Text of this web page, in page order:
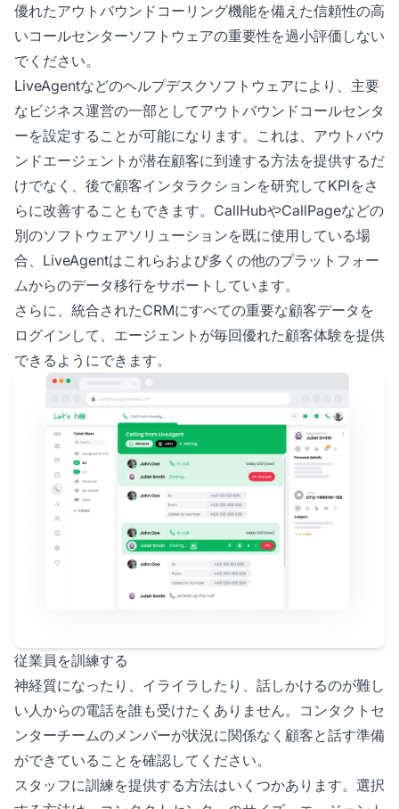
優れたアウトバウンドコーリング機能を備えた信頼性の高
いコールセンターソフトウェアの重要性を過小評価しない
でください。
LiveAgentなどのヘルプデスクソフトウェアにより、主要
なビジネス運営の一部としてアウトバウンドコールセンタ
ーを設定することが可能になります。これは、アウトバウ
ンドエージェントが潜在顧客に到達する方法を提供するだ
けでなく、後で顧客インタラクションを研究してKPIをさ
らに改善することもできます。CallHubやCallPageなどの
別のソフトウェアソリューションを既に使用している場
合、LiveAgentはこれらおよび多くの他のプラットフォー
ムからのデータ移行をサポートしています。
さらに、統合されたCRMにすべての重要な顧客データを
ログインして、エージェントが毎回優れた顧客体験を提供
できるようにできます。
従業員を訓練する
神経質になったり、イライラしたり、話しかけるのが難し
い人からの電話を誰も受けたくありません。コンタクトセ
ンターチームのメンバーが状況に関係なく顧客と話す準備
ができていることを確認してください。
スタッフに訓練を提供する方法はいくつかあります。選択